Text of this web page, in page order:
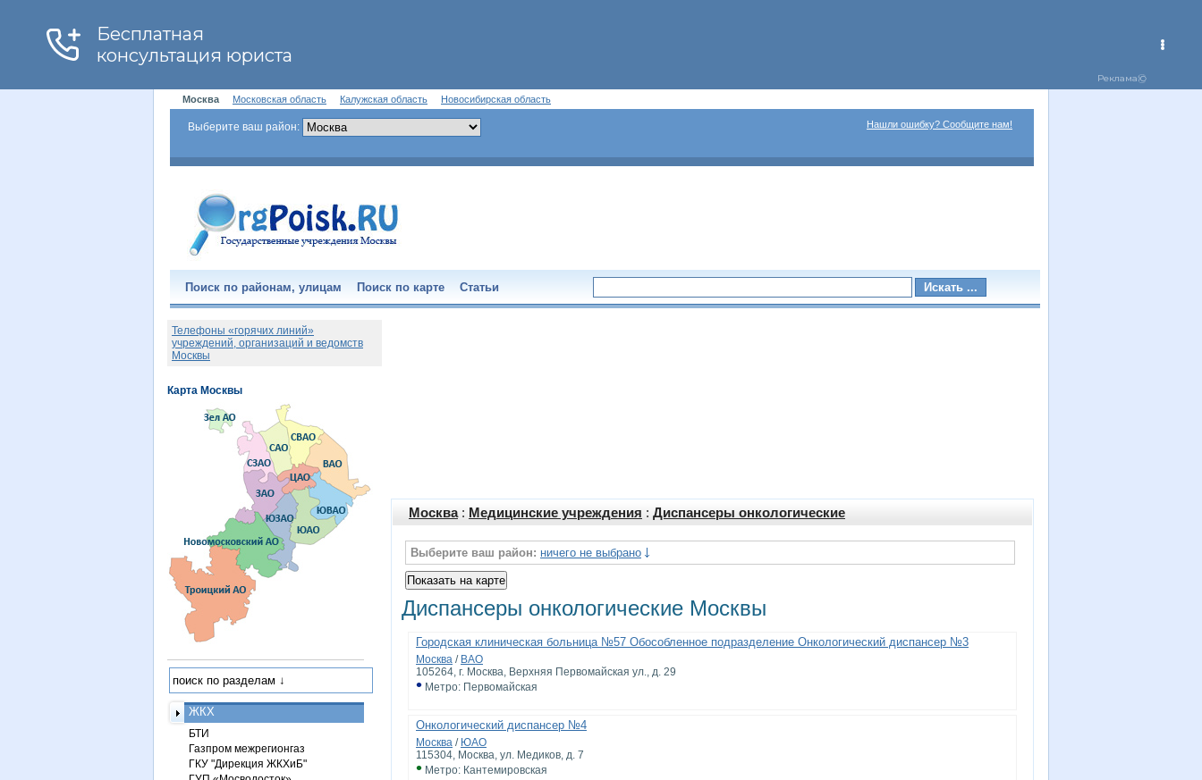
Москва Московская область Калужская область Новосибирская область
Выберите ваш район: Нашли ошибку? Сообщите нам!
Поиск по районам, улицам Поиск по карте Статьи
Москва: Медицинские учреждения : Диспансеры онкологические
Выберите ваш район: ничего не выбрано
Диспансеры онкологические Москвы
Городская клиническая больница №57 Обособленное подразделение Онкологический диспансер №3
Москва / ВАО
105264, г. Москва, Верхняя Первомайская ул., д. 29
• Метро: Первомайская
Онкологический диспансер №4
Москва / ЮАО
115304, Москва, ул. Медиков, д. 7
• Метро: Кантемировская
Телефоны «горячих линий»
учреждений, организаций и ведомств
Москвы
ЖКХ
БТИ
Газпром межрегионгаз
ГКУ "Дирекция ЖКХиБ"